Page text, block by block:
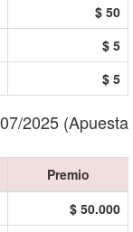
$ 50
$ 5
$ 5
2025 (Apuesta
Premio
$ 50.000